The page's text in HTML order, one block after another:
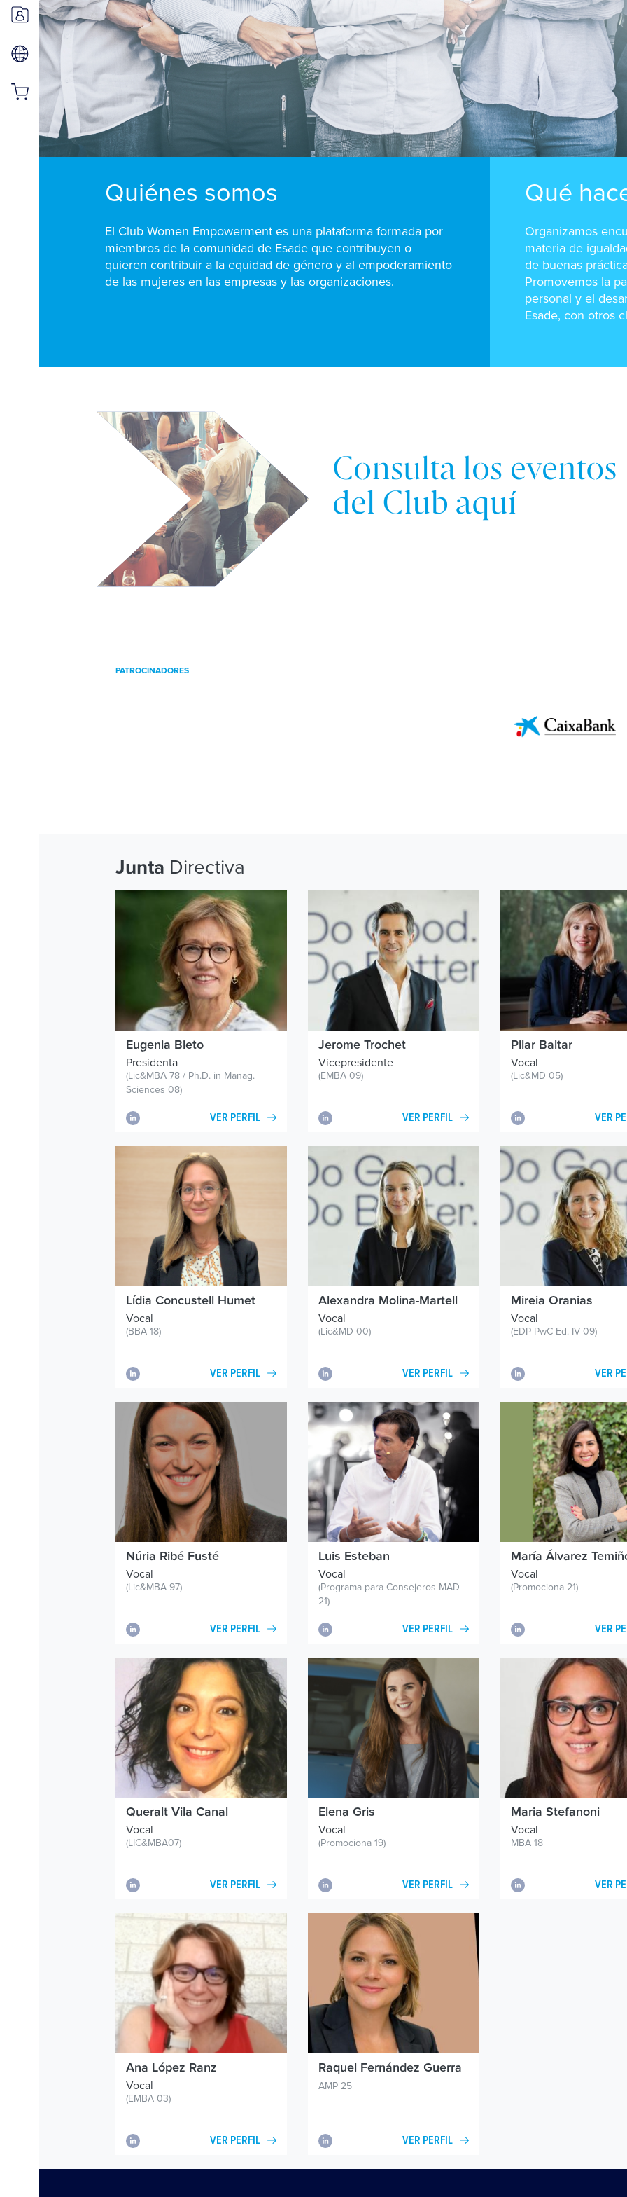
Quiénes somos
El Club Women Empowerment es una plataforma formada por
miembros de la comunidad de Esade que contribuyen o
quieren contribuir a la equidad de género y al empoderamiento
de las mujeres en las empresas y las organizaciones.
Qué
Organizamos
materia de
de buenas
Promovemos la
personal y el
Esade, con otros
PATROCINADORES
Junta Directiva
Eugenia Bieto
Presidenta
(Lic&MBA 78 / Ph.D. in Manag.
Sciences 08)
VER PERFIL
Jerome Trochet
Vicepresidente
(EMBA 09)
VER PERFIL
Pilar Baltar
Vocal
(Lic&MD 05)
VER
Lídia Concustell Humet
Vocal
(BBA 18)
VER PERFIL
Alexandra Molina-Martell
Vocal
(Lic&MD 00)
VER PERFIL
Mireia Oranias
Vocal
(EDP PwC Ed. IV 09)
VER
Núria Ribé Fusté
Vocal
(Lic&MBA 97)
VER PERFIL
Luis Esteban
Vocal
(Programa para Consejeros MAD
21)
VER PERFIL
María Álvarez
Vocal
(Promociona 21)
VER
Queralt Vila Canal
Vocal
(LIC&MBA07)
VER PERFIL
Elena Gris
Vocal
(Promociona 19)
VER PERFIL
Maria Stefanoni
Vocal
MBA 18
VER
Ana López Ranz
Vocal
(EMBA 03)
VER PERFIL
Raquel Fernández Guerra
AMP 25
VER PERFIL